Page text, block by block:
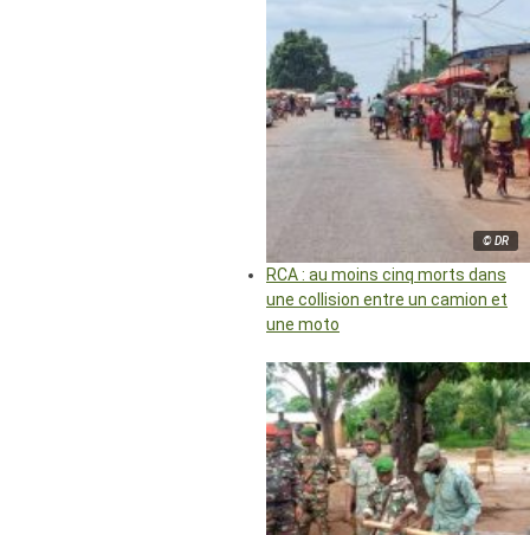
© DR
RCA : au moins cinq morts dans
une collision entre un camion et
une moto